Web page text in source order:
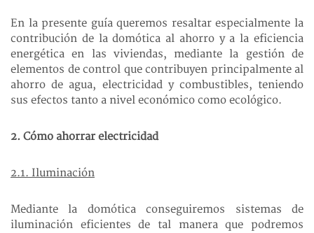
En la presente guía queremos resaltar especialmente la
contribución de la domótica al ahorro y a la eficiencia
energética en las viviendas, mediante la gestión de
elementos de control que contribuyen principalmente al
ahorro de agua, electricidad y combustibles, teniendo
sus efectos tanto a nivel económico como ecológico.
2. Cómo ahorrar electricidad
2.1. Iluminación
Mediante la domótica conseguiremos sistemas de
iluminación eficientes de tal manera que podremos